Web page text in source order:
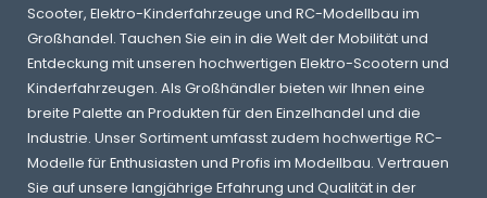
Scooter, Elektro-Kinderfahrzeuge und RC-Modellbau im
Großhandel. Tauchen Sie ein in die Welt der Mobilität und
Entdeckung mit unseren hochwertigen Elektro-Scootern und
Kinderfahrzeugen. Als Großhändler bieten wir Ihnen eine
breite Palette an Produkten für den Einzelhandel und die
Industrie. Unser Sortiment umfasst zudem hochwertige RC-
Modelle für Enthusiasten und Profis im Modellbau. Vertrauen
Sie auf unsere langjährige Erfahrung und Qualität in der